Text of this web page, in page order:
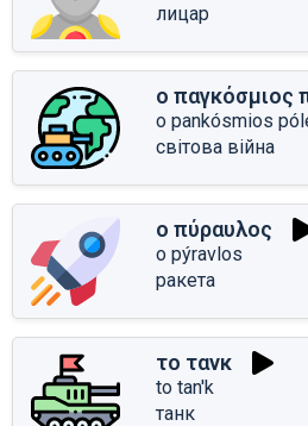
лицар
ο παγκόσμιος
o pankósmios
світова війна
ο πύραυλος
o pýravlos
ракета
το τανκ
to tan'k
танк